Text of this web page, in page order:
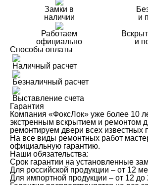
Замки в
наличии
и
Работаем
официально
и
Способы оплаты
Наличный расчет
Безналичный расчет
Выставление счета
Гарантия
Компания «ФоксЛок» уже более 10
экстренным вскрытием и ремонтом
ремонтируем двери всех известных
На все виды ремонтных работ
официальную гарантию.
Наши обязательства:
Срок гарантии на установленные
Для российской продукции – от 12
Для импортной продукции – от 12 до